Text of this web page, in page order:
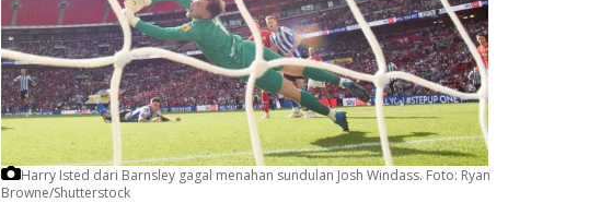
Harry Isted dari Barnsley gagal menahan sundulan Josh Windass. Foto: Ryan
Browne/Shutterstock